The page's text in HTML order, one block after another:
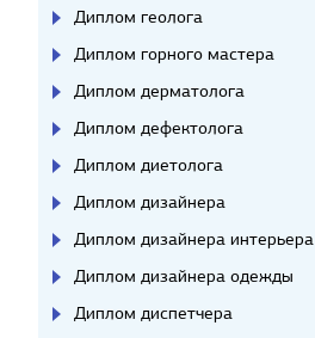
Диплом геолога
Диплом горного мастера
Диплом дерматолога
Диплом дефектолога
Диплом диетолога
Диплом дизайнера
Диплом дизайнера интерьера
Диплом дизайнера одежды
Диплом диспетчера